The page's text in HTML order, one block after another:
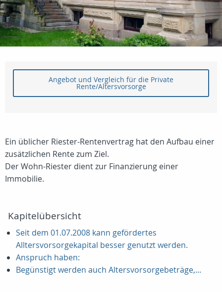
Angebot und Vergleich für die Private
Rente/Altersvorsorge
Ein üblicher Riester-Rentenvertrag hat den Aufbau einer
zusätzlichen Rente zum Ziel.
Der Wohn-Riester dient zur Finanzierung einer
Immobilie.
Kapitelübersicht
Seit dem 01.07.2008 kann gefördertes
Alltersvorsorgekapital besser genutzt werden.
Anspruch haben:
Begünstigt werden auch Altersvorsorgebeträge,...